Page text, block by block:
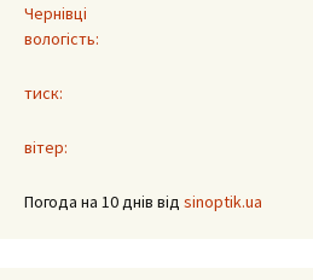
Чернівці
вологість:
тиск:
вітер:
Погода на 10 днів від sinoptik.ua